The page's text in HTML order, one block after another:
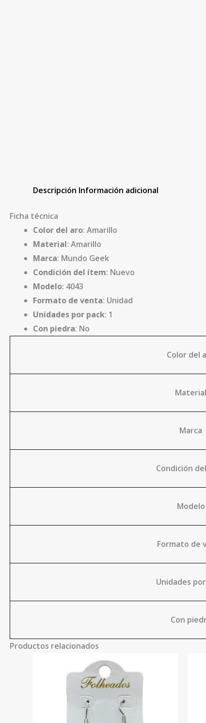
Descripción Información adicional
Ficha técnica
Color del aro: Amarillo
Material: Amarillo
Marca: Mundo Geek
Condición del ítem: Nuevo
Modelo: 4043
Formato de venta: Unidad
Unidades por pack: 1
Con piedra: No
Color del
Material
Marca
Condición
Modelo
Formato de
Unidades
Con
Productos relacionados